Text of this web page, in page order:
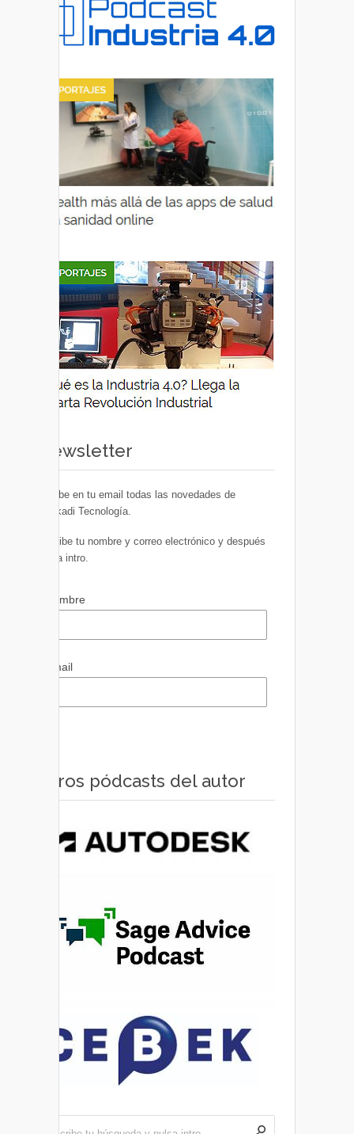
Newsletter
Recibe en tu email todas las novedades de
Euskadi Tecnología.
Escribe tu nombre y correo electrónico y después
pulsa intro.
Nombre
Email
Otros pódcasts del autor